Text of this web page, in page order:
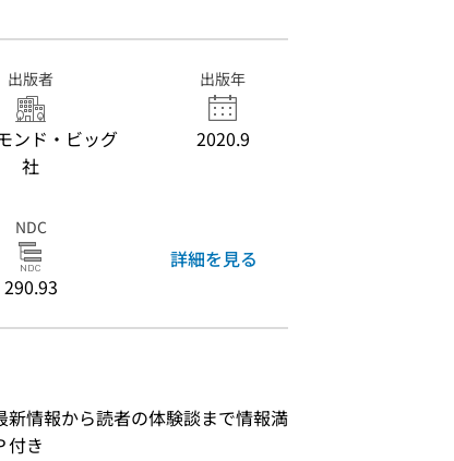
出版者
ンド・ビッグ
社
出版年
2020.9
NDC
290.93
詳細を見る
情報から読者の体験談まで情報満
付き